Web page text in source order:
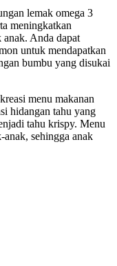
lemak omega 3
meningkatkan
anak. Anda dapat
untuk mendapatkan
bumbu yang disukai
menu makanan
hidangan tahu yang
tahu krispy. Menu
anak, sehingga anak